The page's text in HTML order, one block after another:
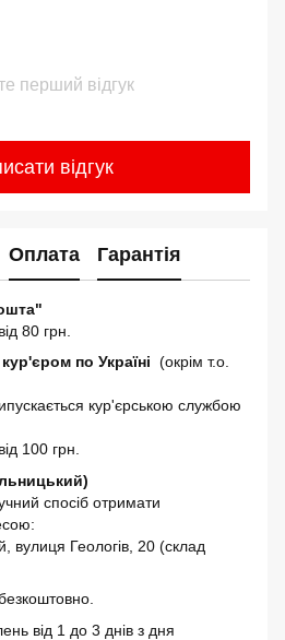
перший відгук
відгук
Оплата Гарантія
80 грн.
по Україні (окрім т.о.
кур'єрською службою
100 грн.
спосіб отримати
вулиця Геологів, 20 (склад
від 1 до 3 днів з дня